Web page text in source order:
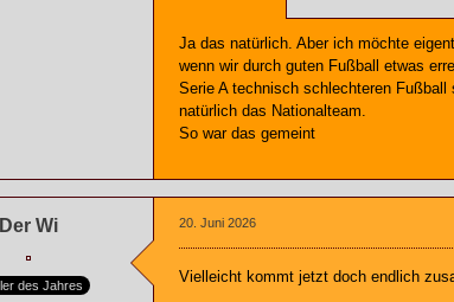
Ja das natürlich. Aber ich möchte
wenn wir durch guten Fußball etwas
Serie A technisch schlechteren
natürlich das Nationalteam.
So war das gemeint
Der Wi
des Jahres
20. Juni 2026
Vielleicht kommt jetzt doch endlich